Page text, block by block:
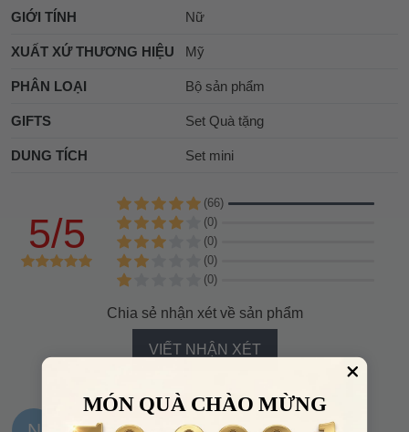
GIỚI TÍNH Nữ
XUẤT XỨ THƯƠNG HIỆU Mỹ
PHÂN LOẠI Bộ sản phẩm
GIFTS Set Quà tặng
DUNG TÍCH Set mini
5/5
(66)
(0)
(0)
(0)
(0)
Chia sẻ nhận xét về sản phẩm
VIẾT NHẬN XÉT
MÓN QUÀ CHÀO MỪNG